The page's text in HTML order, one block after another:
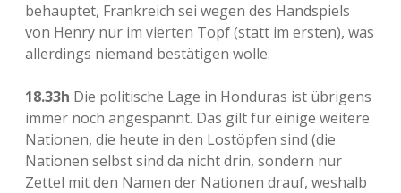
behauptet, Frankreich sei wegen des Handspiels
von Henry nur im vierten Topf (statt im ersten), was
allerdings niemand bestätigen wolle.
18.33h Die politische Lage in Honduras ist übrigens
immer noch angespannt. Das gilt für einige weitere
Nationen, die heute in den Lostöpfen sind (die
Nationen selbst sind da nicht drin, sondern nur
Zettel mit den Namen der Nationen drauf, weshalb